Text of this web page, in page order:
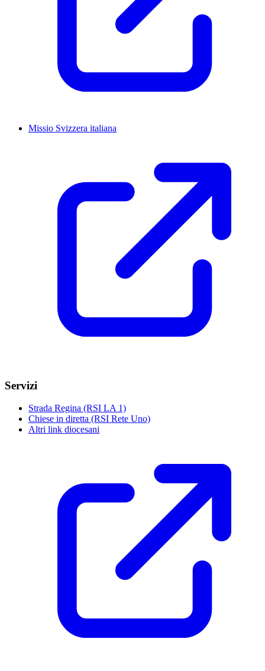
Missio Svizzera italiana
Servizi
Strada Regina (RSI LA 1)
Chiese in diretta (RSI Rete Uno)
Altri link diocesani